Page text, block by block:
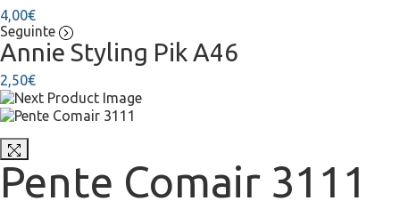
4,00€
Seguinte
Annie Styling Pik A46
2,50€
Pente Comair 3111